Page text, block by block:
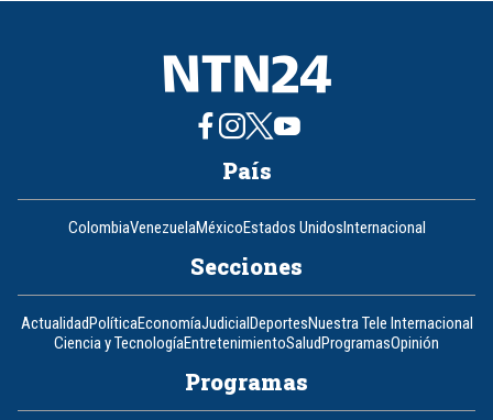
País
ColombiaVenezuelaMéxicoEstados UnidosInternacional
Secciones
ActualidadPolíticaEconomíaJudicialDeportesNuestra Tele Internacional
Ciencia y TecnologíaEntretenimientoSaludProgramasOpinión
Programas